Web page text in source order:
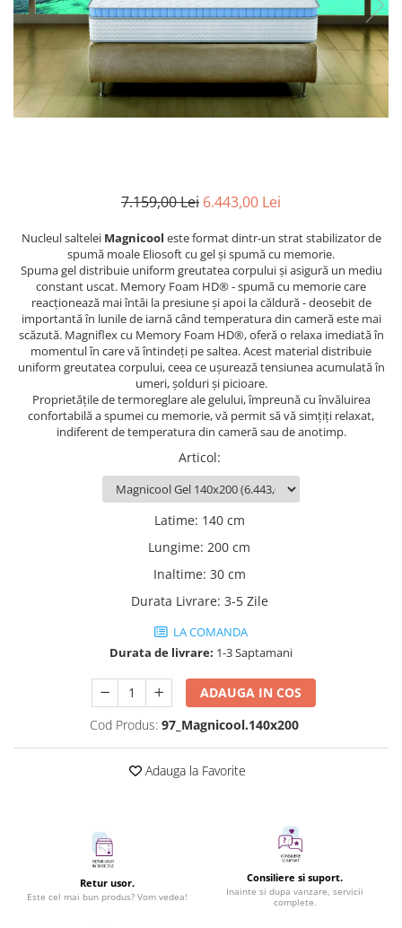
Oferte speciale
Banchete
Sezlong living
7.159,00 Lei 6.443,00 Lei
Nucleul salteleiMagnicool este format dintr-un strat stabilizator de
spumă moale Eliosoft cu gel și spumă cu memorie.
Spuma gel distribuie uniform greutatea corpului și asigură un mediu
constant uscat. Memory Foam HD® - spumă cu memorie care
reacționează mai întâi la presiune și apoi la căldură - deosebit de
importantă în lunile de iarnă când temperatura din cameră este mai
scăzută. Magniflex cu Memory Foam HD®, oferă o relaxa imediată în
momentul în care vă întindeți pe saltea. Acest material distribuie
uniform greutatea corpului, ceea ce ușurează tensiunea acumulată în
umeri, șolduri și picioare.
Proprietățile de termoreglare ale gelului, împreună cu învăluirea
confortabilă a spumei cu memorie, vă permit să vă simțiți relaxat,
indiferent de temperatura din cameră sau de anotimp.
Articol:
Latime: 140 cm
Lungime: 200 cm
Inaltime: 30 cm
Durata Livrare: 3-5 Zile
LA COMANDA
Durata de livrare: 1-3 Saptamani
ADAUGA IN COS
Cod Produs: 97_Magnicool.140x200
Adauga la Favorite
Retur usor.
Este cel mai bun produs? Vom vedea!
Consiliere si suport.
Inainte si dupa vanzare, servicii
complete.